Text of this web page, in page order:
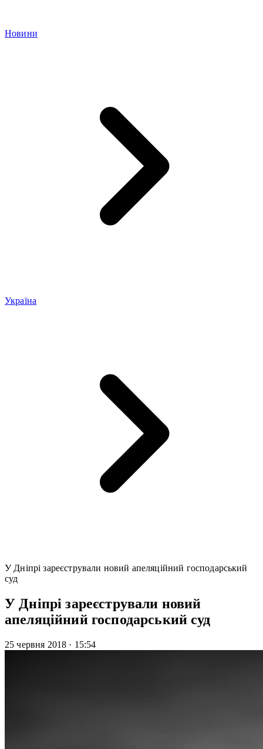
Новини
Україна
У Дніпрі зареєстрували новий апеляційний господарський
суд
У Дніпрі зареєстрували новий
апеляційний господарський суд
25 червня 2018 · 15:54